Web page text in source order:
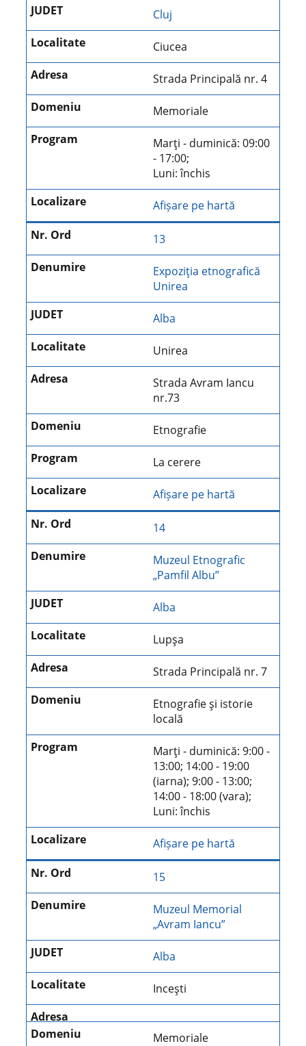
Cluj
Ciucea
Strada Principală nr. 4
Memoriale
Marţi - duminică: 09:00
- 17:00;
Luni: închis
Afișare pe hartă
13
Expoziţia etnografică
Unirea
Alba
Unirea
Strada Avram Iancu
nr.73
Etnografie
La cerere
Afișare pe hartă
14
Muzeul Etnografic
„Pamfil Albu”
Alba
Lupşa
Strada Principală nr. 7
Etnografie şi istorie
locală
Marţi - duminică: 9:00 -
13:00; 14:00 - 19:00
(iarna); 9:00 - 13:00;
14:00 - 18:00 (vara);
Luni: închis
Afișare pe hartă
15
Muzeul Memorial
„Avram Iancu”
Alba
Inceşti
Memoriale